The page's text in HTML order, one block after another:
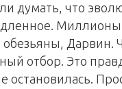
думать, что
Миллионы
Дарвин.
отбор. Это
остановилась.